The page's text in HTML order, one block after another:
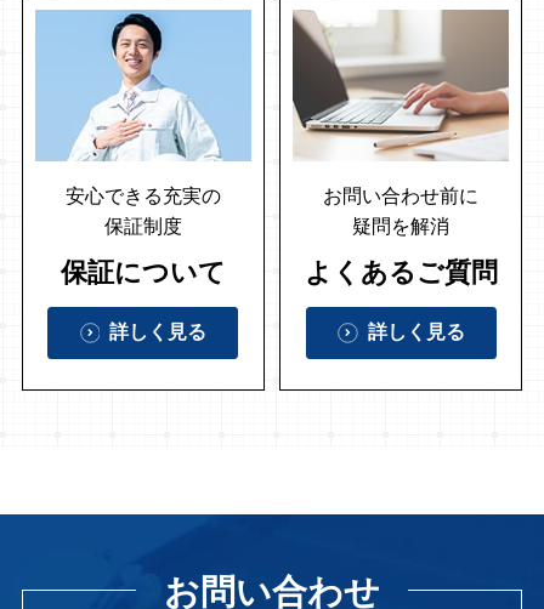
安心できる充実の
保証制度
保証について
詳しく見る
お問い合わせ前に
疑問を解消
よくあるご質問
詳しく見る
お問い合わせ